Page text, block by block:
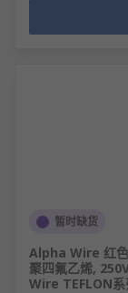
暂时缺货
Alpha Wire 红
聚四氟乙烯,
Wire TEFLON系